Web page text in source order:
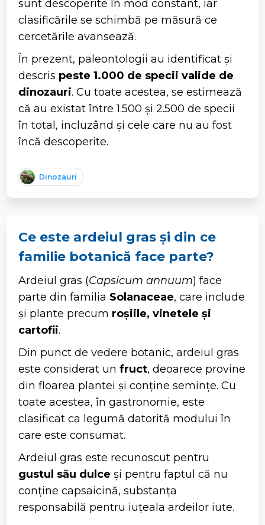
sunt descoperite în mod constant, iar
clasificările se schimbă pe măsură ce
cercetările avansează.
În prezent, paleontologii au identificat și
descris peste 1.000 de specii valide de
dinozauri. Cu toate acestea, se estimează
că au existatîntre 1.500 și 2.500 de specii
în total , incluzând și cele care nu au fost
încă descoperite.
Dinozauri
Ce este ardeiul gras și din ce
familie botanică face parte?
Ardeiul gras (Capsicum annuum) face
parte din familia Solanaceae, care include
și plante precum roșiile, vinetele și
cartofii.
Din punct de vedere botanic, ardeiul gras
este considerat unfruct, deoarece provine
din floarea plantei și conține semințe. Cu
toate acestea, în gastronomie, este
clasificat ca legumă datorită modului în
care este consumat.
Ardeiul gras este recunoscut pentru
gustul său dulce și pentru faptul că nu
conține capsaicină, substanța
responsabilă pentru iuțeala ardeilor iute.